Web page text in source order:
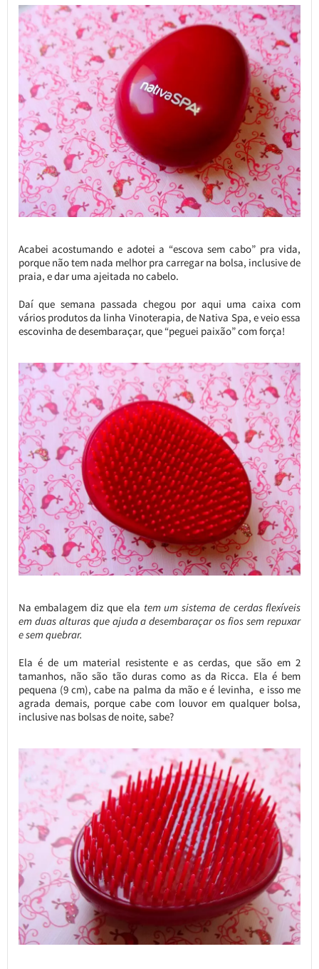
Acabei acostumando e adotei a “escova sem cabo” pra vida,
porque não tem nada melhor pra carregar na bolsa, inclusive de
praia, e dar uma ajeitada no cabelo.
Daí que semana passada chegou por aqui uma caixa com
vários produtos da linha Vinoterapia, de Nativa Spa, e veio essa
escovinha de desembaraçar, que “peguei paixão” com força!
Na embalagem diz que ela tem um sistema de cerdas flexíveis
em duas alturas que ajuda a desembaraçar os fios sem repuxar
e sem quebrar.
Ela é de um material resistente e as cerdas, que são em 2
tamanhos, não são tão duras como as da Ricca. Ela é bem
pequena (9 cm), cabe na palma da mão e é levinha, e isso me
agrada demais, porque cabe com louvor em qualquer bolsa,
inclusive nas bolsas de noite, sabe?